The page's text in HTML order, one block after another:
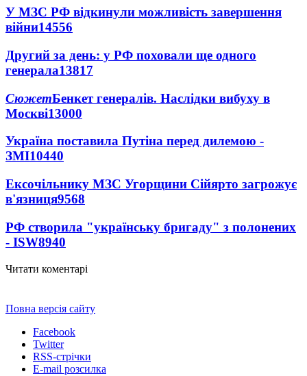
У МЗС РФ відкинули можливість завершення
війни14556
Другий за день: у РФ поховали ще одного
генерала13817
СюжетБенкет генералів. Наслідки вибуху в
Москві13000
Україна поставила Путіна перед дилемою -
ЗМІ10440
Ексочільнику МЗС Угорщини Сійярто загрожує
в'язниця9568
РФ створила "українську бригаду" з полонених
- ISW8940
Читати коментарі
Повна версія сайту
Facebook
Twitter
RSS-стрічки
E-mail розсилка